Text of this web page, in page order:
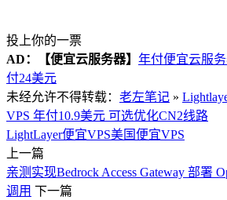
投上你的一票
AD：
【便宜云服务器】 年付便宜云服
付24美元
未经允许不得转载： 老左笔记 »
VPS 年付10.9美元 可选优化CN2线路
LightLayer便宜VPS美国便宜VPS
上一篇
亲测实现Bedrock Access Gateway 部署
调用 下一篇